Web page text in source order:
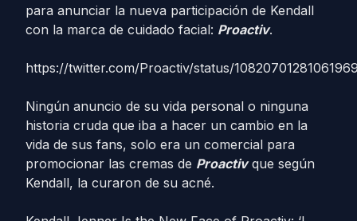
para anunciar la nueva participación de Kendall
con la marca de cuidado facial: Proactiv.
https://twitter.com/Proactiv/status/
Ningún anuncio de su vida personal o ninguna
historia cruda que iba a hacer un cambio en la
vida de sus fans, solo era un comercial para
promocionar las cremas de Proactivque según
Kendall, la curaron de su acné.